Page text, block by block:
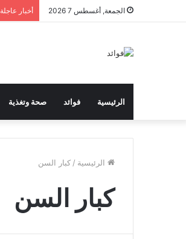
الجمعة, أغسطس 7 2026 أخبار عاجلة
الرئيسية فوائد صحة وتغذية
الرئيسية / كبار السن
كبار السن